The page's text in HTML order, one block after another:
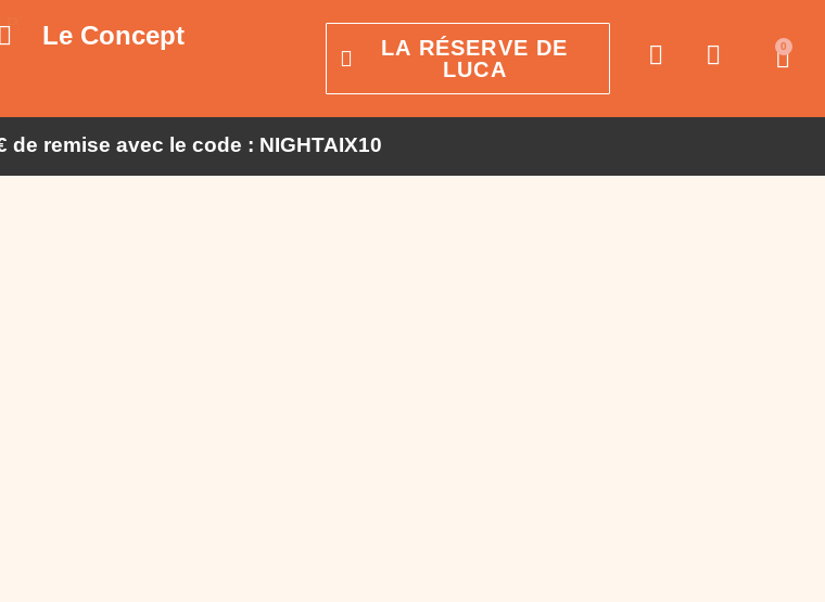
Le Concept
LA RÉSERVE DE
LUCA
0
de remise avec le code : NIGHTAIX10